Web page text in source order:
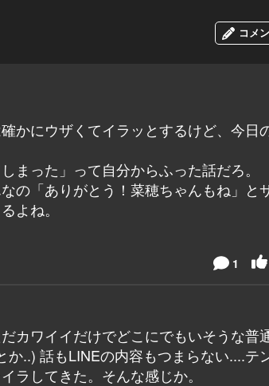
コメ
かにウザくてイラッとするけど、今日
まった」って自分からふった話だろ。
の「ありがとう！菜穂ちゃんもね」と
よね。
1
カワイイだけでどこにでもいそうな普
..) 話もLINEの内容もつまらない....テ
ラしてきた。そんな感じか。